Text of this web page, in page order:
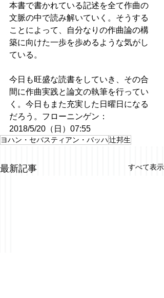
本書で書かれている記述を全て作曲の
文脈の中で読み解いていく。そうする
ことによって、自分なりの作曲論の構
築に向けた一歩を歩めるような気がし
ている。
今日も旺盛な読書をしていき、その合
間に作曲実践と論文の執筆を行ってい
く。今日もまた充実した日曜日になる
だろう。フローニンゲン：
2018/5/20（日）07:55
ヨハン・セバスティアン・バッハ辻邦生
最新記事 すべて表示